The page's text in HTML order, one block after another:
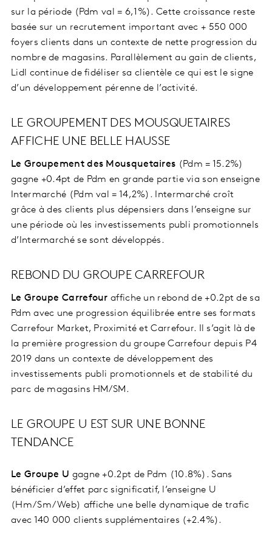
sur la période (Pdm val = 6,1%). Cette croissance reste
basée sur un recrutement important avec + 550 000
foyers clients dans un contexte de nette progression du
nombre de magasins. Parallèlement au gain de clients,
Lidl continue de fidéliser sa clientèle ce qui est le signe
d’un développement pérenne de l’activité.
LE GROUPEMENT DES MOUSQUETAIRES
AFFICHE UNE BELLE HAUSSE
Le Groupement des Mousquetaires (Pdm = 15.2%)
gagne +0.4pt de Pdm en grande partie via son enseigne
Intermarché (Pdm val = 14,2%). Intermarché croît
grâce à des clients plus dépensiers dans l’enseigne sur
une période où les investissements publi promotionnels
d’Intermarché se sont développés.
REBOND DU GROUPE CARREFOUR
Le Groupe Carrefour affiche un rebond de +0.2pt de sa
Pdm avec une progression équilibrée entre ses formats
Carrefour Market, Proximité et Carrefour. Il s’agit là de
la première progression du groupe Carrefour depuis P4
2019 dans un contexte de développement des
investissements publi promotionnels et de stabilité du
parc de magasins HM/SM.
LE GROUPE U EST SUR UNE BONNE
TENDANCE
Le Groupe U gagne +0.2pt de Pdm (10.8%). Sans
bénéficier d’effet parc significatif, l’enseigne U
(Hm/Sm/Web) affiche une belle dynamique de trafic
avec 140 000 clients supplémentaires (+2.4%).